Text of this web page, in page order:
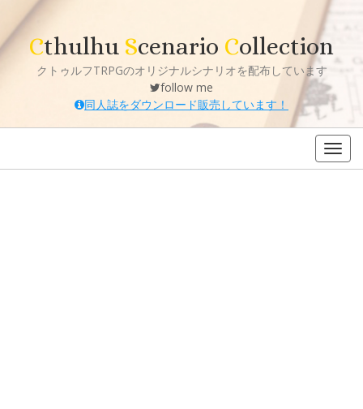
Cthulhu Scenario Collection
クトゥルフTRPGのオリジナルシナリオを配布しています
follow me
同人誌をダウンロード販売しています！